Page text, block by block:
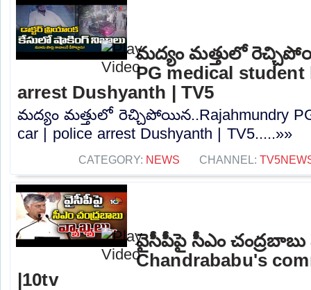
మద్యం మత్తులో
PG medical
arrest Dushyanth | TV5
మద్యం మత్తులో రెచ్చిపోయిన..Rajahmundry PG
car | police arrest Dushyanth | TV5.....»»
CATEGORY: NEWS CHANNEL:
వైసీపీపై సీఎం చంద్రబాబు
Chandrababu's
|10tv